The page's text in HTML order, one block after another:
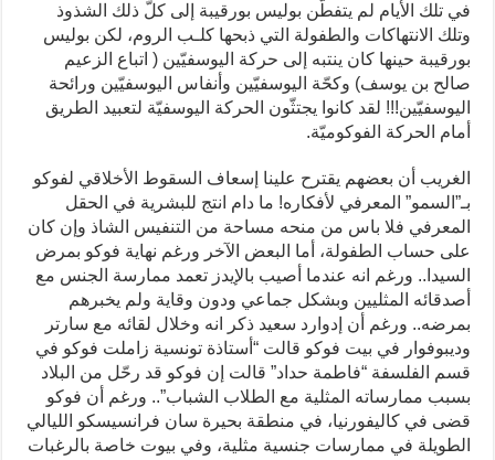
في تلك الأيام لم يتفطّن بوليس بورقيبة إلى كلّ ذلك الشذوذ
وتلك الانتهاكات والطفولة التي ذبحها كلـب الروم، لكن بوليس
بورقيبة حينها كان ينتبه إلى حركة اليوسفيّين ( اتباع الزعيم
صالح بن يوسف) وكحّة اليوسفيّين وأنفاس اليوسفيّين ورائحة
اليوسفيّين!!! لقد كانوا يجتثّون الحركة اليوسفيّة لتعبيد الطريق
أمام الحركة الفوكوميّة.
الغريب أن بعضهم يقترح علينا إسعاف السقوط الأخلاقي لفوكو
بـ”السمو” المعرفي لأفكاره! ما دام انتج للبشرية في الحقل
المعرفي فلا باس من منحه مساحة من التنفيس الشاذ وإن كان
على حساب الطفولة، أما البعض الآخر ورغم نهاية فوكو بمرض
السيدا.. ورغم انه عندما أصيب بالإيدز تعمد ممارسة الجنس مع
أصدقائه المثليين وبشكل جماعي ودون وقاية ولم يخبرهم
بمرضه.. ورغم أن إدوارد سعيد ذكر انه وخلال لقائه مع سارتر
وديبوفوار في بيت فوكو قالت “أستاذة تونسية زاملت فوكو في
قسم الفلسفة “فاطمة حداد” قالت إن فوكو قد رحّل من البلاد
بسبب ممارساته المثلية مع الطلاب الشباب”.. ورغم أن فوكو
قضى في كاليفورنيا، في منطقة بحيرة سان فرانسيسكو الليالي
الطويلة في ممارسات جنسية مثلية، وفي بيوت خاصة بالرغبات